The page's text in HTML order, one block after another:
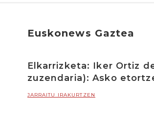
Euskonews Gaztea
Elkarrizketa: Iker Ortiz
zuzendaria): Asko
JARRAITU IRAKURTZEN